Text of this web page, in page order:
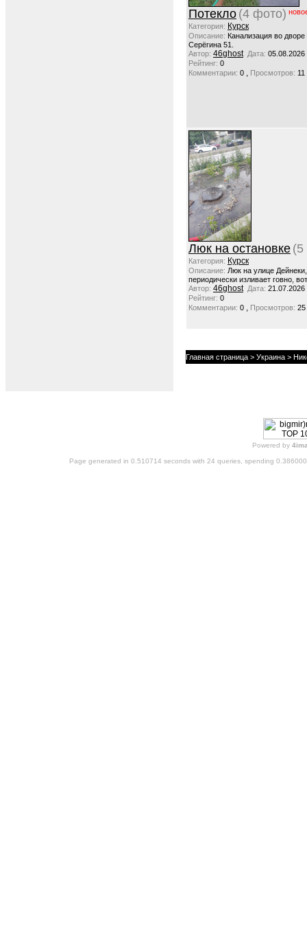
Потекло (4 фото)
Категория: Курск
Описание: Канализация во
Серёгина 51.
Автор: 46ghost Дата: 05.08.2026
Рейтинг: 0
Комментарии: 0 , Просмотров: 11
Люк на остановке (5
Категория: Курск
Описание: Люк на улице
периодически изливает говно,
Автор: 46ghost Дата: 21.07.2026
Рейтинг: 0
Комментарии: 0 , Просмотров: 25
Главная страница > Украина >
Powered by
Page generated in 0.510714 seconds with 24 queries, spending